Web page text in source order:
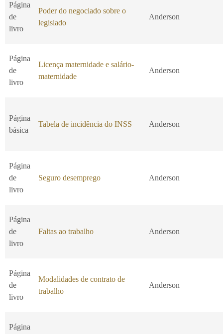
Página
de
livro
Poder do negociado sobre o
legislado
Anderson
Página
de
livro
Licença maternidade e salário-
maternidade
Anderson
Página
básica
Tabela de incidência do INSS Anderson
Página
de
livro
Seguro desemprego Anderson
Página
de
livro
Faltas ao trabalho Anderson
Página
de
livro
Modalidades de contrato de
trabalho
Anderson
Página